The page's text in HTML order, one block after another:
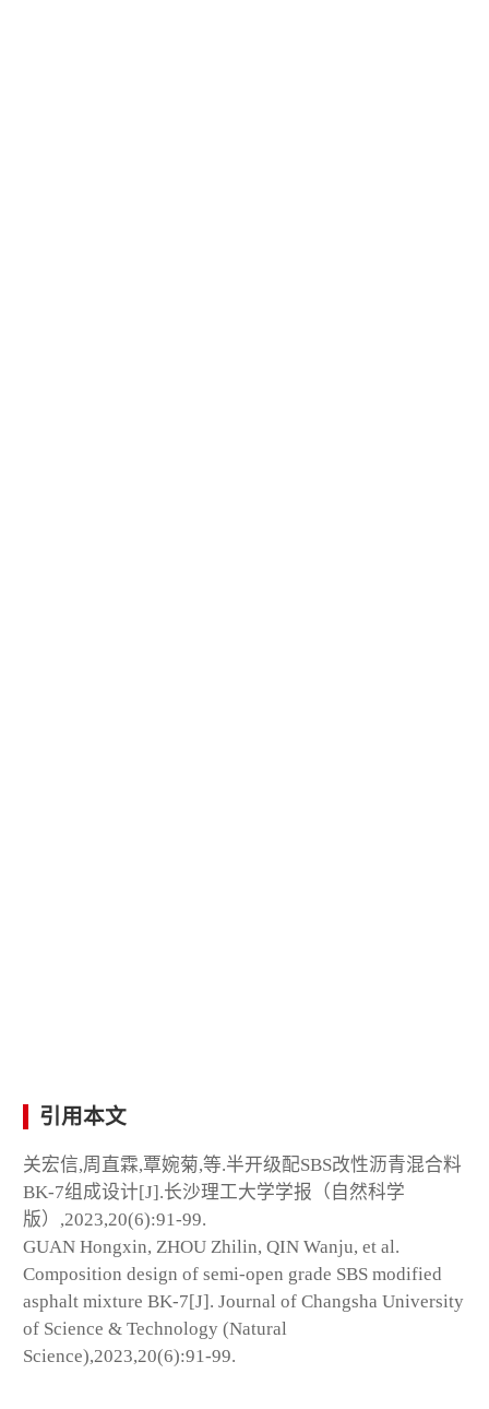
引用本文
关宏信,周直霖,覃婉菊,等.半开级配SBS改性沥青混合料
BK-7组成设计[J].长沙理工大学学报（自然科学
版）,2023,20(6):91-99.
GUAN Hongxin, ZHOU Zhilin, QIN Wanju, et al.
Composition design of semi-open grade SBS modified
asphalt mixture BK-7[J]. Journal of Changsha University
of Science & Technology (Natural
Science),2023,20(6):91-99.